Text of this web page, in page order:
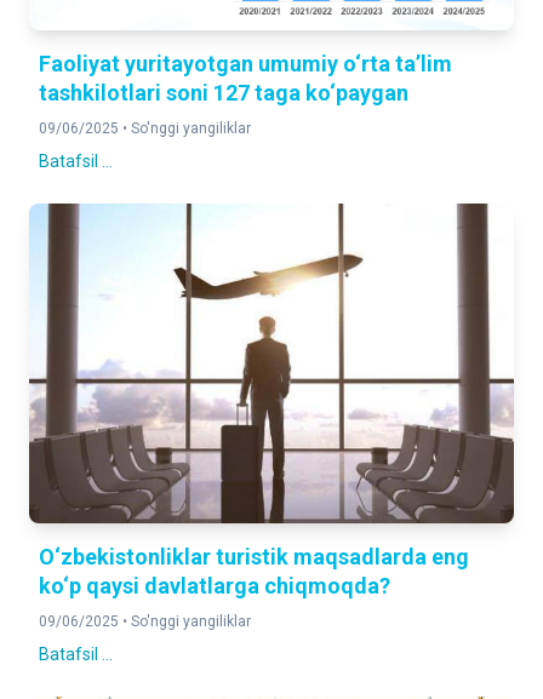
Faoliyat yuritayotgan umumiy o‘rta taʼlim
tashkilotlari soni 127 taga ko‘paygan
09/06/2025 • So'nggi yangiliklar
Batafsil ...
O‘zbekistonliklar turistik maqsadlarda eng
ko‘p qaysi davlatlarga chiqmoqda?
09/06/2025 • So'nggi yangiliklar
Batafsil ...